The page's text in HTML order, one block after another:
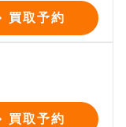
買取予約
買取予約